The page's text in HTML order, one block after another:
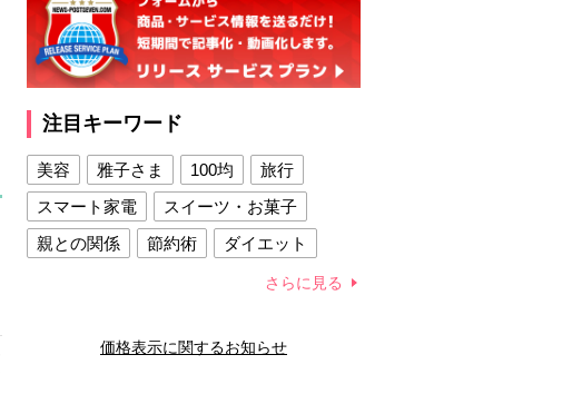
注目キーワード
美容 雅子さま 100均
旅行
スマート家電
スイーツ・お菓子
親との関係
節約術
ダイエット
夫との関係
新津春子 どか食い
さらに見る
価格表示に関するお知らせ